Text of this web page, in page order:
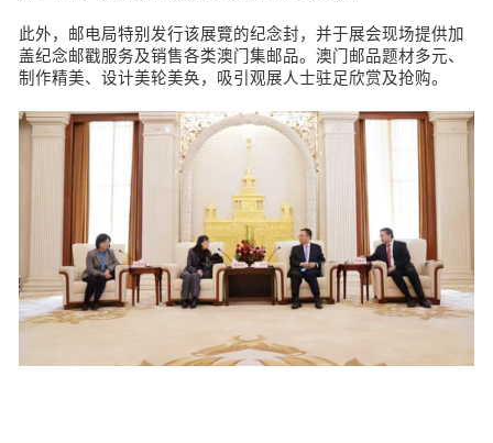
此外，邮电局特别发行该展覽的纪念封，并于展会现场提供加
盖纪念邮戳服务及销售各类澳门集邮品。澳门邮品题材多元、
制作精美、设计美轮美奂，吸引观展人士驻足欣赏及抢购。